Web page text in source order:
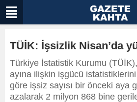
TÜİK: İşsizlik Nisan’da
Türkiye İstatistik Kurumu (TÜİK),
ayına ilişkin işgücü istatistiklerini
göre işsiz sayısı bir önceki aya
azalarak 2 milyon 868 bine